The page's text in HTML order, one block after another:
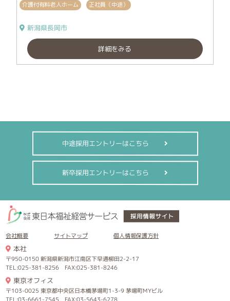
介護付有料老人ホーム 正社員（中途）
新潟県長岡市
詳細をみる
中途採用エントリーはこちら
新卒採用エントリーはこちら
会社概要 サイトマップ 個人情報保護方針
本社
〒950-0150 新潟県新潟市江南区下早通柳田2-2-17
TEL:025-381-8256 FAX:025-381-8246
東京オフィス
〒103-0025 東京都中央区日本橋茅場町1-3-9 茅場町MYビル